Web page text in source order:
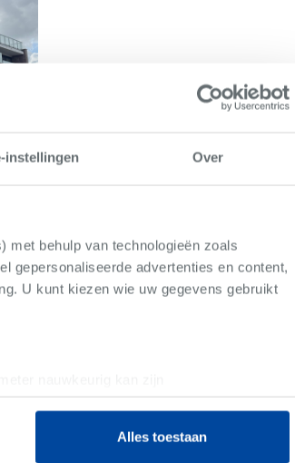
instellingen Over
met behulp van technologieën zoals
gepersonaliseerde advertenties en content,
U kunt kiezen wie uw gegevens gebruikt
(fingerprinting)
Alles toestaan